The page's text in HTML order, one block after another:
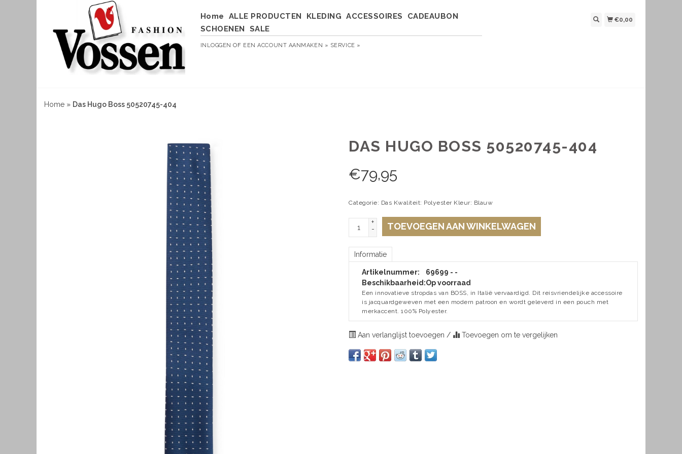
Home ALLE PRODUCTEN KLEDING ACCESSOIRES
CADEAUBON
SCHOENEN
SALE
INLOGGEN OF EEN ACCOUNT AANMAKEN » SERVICE »
€0,00
Home » Das Hugo Boss 50520745-404
DAS HUGO BOSS 50520745-404
€79,95
Categorie: Das Kwaliteit: Polyester Kleur: Blauw
+
-
TOEVOEGEN AAN WINKELWAGEN
Informatie
Artikelnummer:
69699 - -
Beschikbaarheid:Op voorraad
Een innovatieve stropdas van BOSS, in Italië vervaardigd. Dit reisvriendelijke accessoire
is jacquardgeweven met een modern patroon en wordt geleverd in een pouch met
merkaccent. 100% Polyester.
Aan verlanglijst toevoegen / Toevoegen om te vergelijken